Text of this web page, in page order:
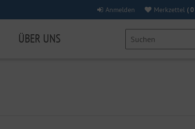
Merkzettel (0
Anmelden
ÜBER UNS